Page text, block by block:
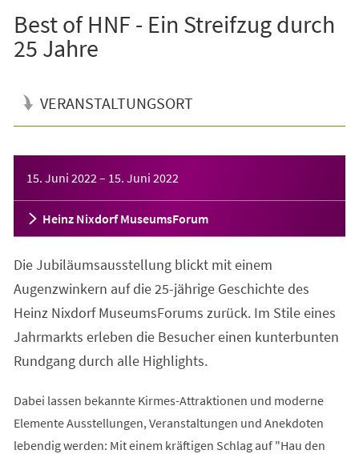
Best of HNF - Ein Streifzug durch
25 Jahre
VERANSTALTUNGSORT
15. Juni 2022 – 15. Juni 2022
Heinz Nixdorf MuseumsForum
Die Jubiläumsausstellung blickt mit einem
Augenzwinkern auf die 25-jährige Geschichte des
Heinz Nixdorf MuseumsForums zurück. Im Stile eines
Jahrmarkts erleben die Besucher einen kunterbunten
Rundgang durch alle Highlights.
Dabei lassen bekannte Kirmes-Attraktionen und moderne
Elemente Ausstellungen, Veranstaltungen und Anekdoten
lebendig werden: Mit einem kräftigen Schlag auf "Hau den